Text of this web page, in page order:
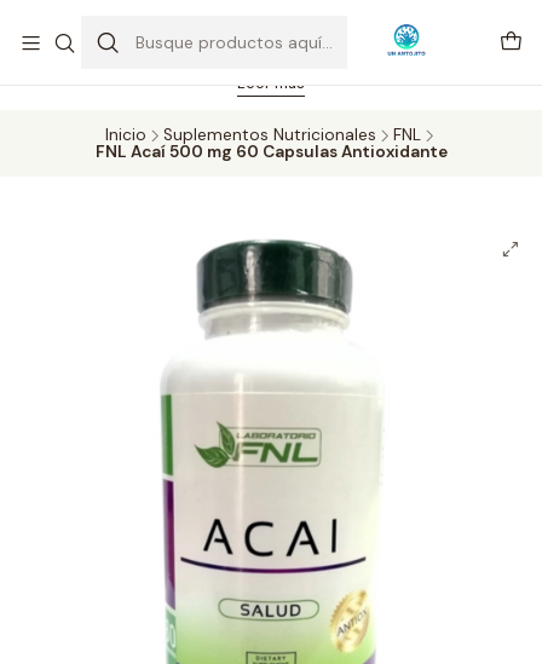
Feriado 21-05-2026 atención hasta las 14 hrs. Envío GRATIS mismo
día solo área Metropolitana Santiago por compras desde CLP 39.900.
Pedidos hasta 16 hrs., sábados y domingos hasta 14 hrs.
Leer más
Inicio Suplementos Nutricionales
FNL
FNL Acaí 500 mg 60 Capsulas Antioxidante